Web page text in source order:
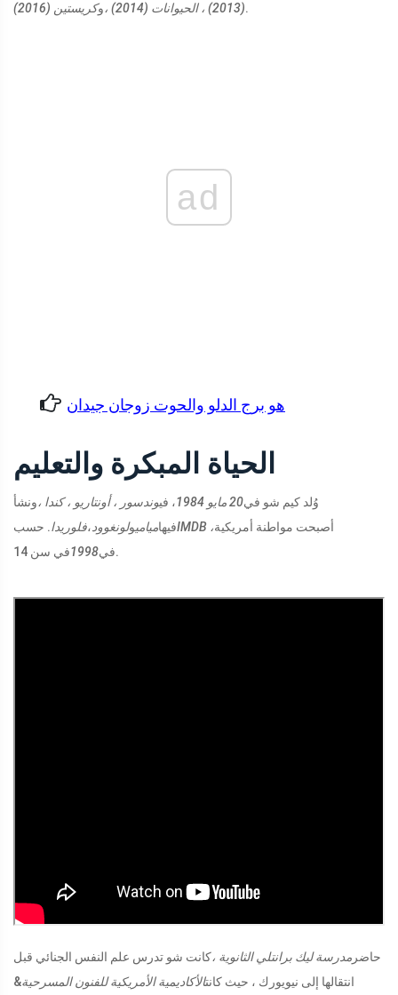
(2013) ، الحيوانات (2014) ، وكريستين (2016) .
ad
هو برج الدلو والحوت زوجان جيدان
الحياة المبكرة والتعليم
وُلد كيم شو في20 مايو 1984 ، فيوندسور ، أونتاريو ، كندا ،ونشأ
فيهامياميولونغوود ،فلوريدا. حسب IMDB ،أصبحت مواطنة أمريكية
في1998 في سن 14.
حاضر مدرسة ليك برانتلي الثانوية ،كانت شو تدرس علم النفس الجنائي قبل
انتقالها إلى نيويورك ، حيث كانتالأكاديمية الأمريكية للفنون المسرحية&